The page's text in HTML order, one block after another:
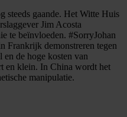
steeds gaande. Het Witte Huis
Jim Acosta
te beïnvloeden. #SorryJohan
Frankrijk demonstreren tegen
en de hoge kosten van
en klein. In China wordt het
manipulatie.